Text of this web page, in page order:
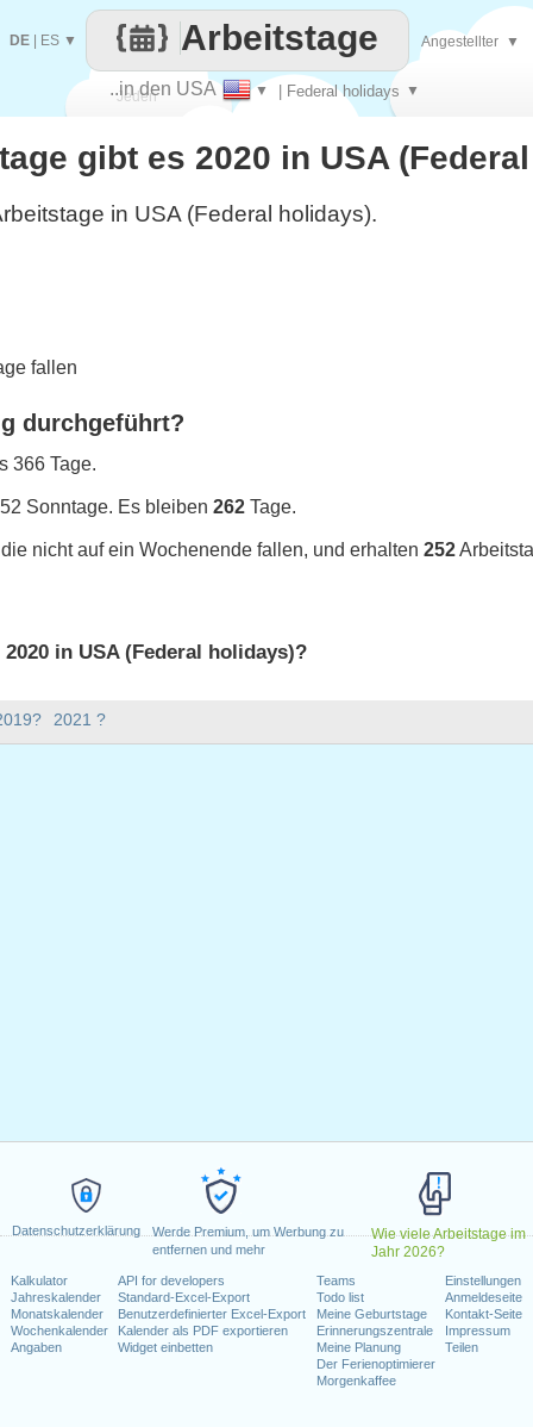
Datenschutzerklärung
Werde Premium, um Werbung zu
entfernen und mehr
Wie viele Arbeitstage im
Jahr 2026?
Kalkulator
Jahreskalender
Monatskalender
Wochenkalender
Angaben
API for developers
Standard-Excel-Export
Benutzerdefinierter Excel-Export
Kalender als PDF exportieren
Widget einbetten
Teams
Todo list
Meine Geburtstage
Erinnerungszentrale
Meine Planung
Der Ferienoptimierer
Morgenkaffee
Einstellungen
Anmeldeseite
Kontakt-Seite
Impressum
Teilen
Jeden
Tag
..in den USA ▼ | Federal holidays ▼
Arbeitstage
DE ES ▼ Angestellter ▼
2021 ?
gibt es 2020 in USA
in USA (Federal holidays).
fallen
durchgeführt?
366 Tage.
Sonntage. Es bleiben 262 Tage.
nicht auf ein Wochenende fallen, und erhalten 252
in USA (Federal holidays)?
12, 2020
11, 2020
26, 2020
fallen
4, 2020